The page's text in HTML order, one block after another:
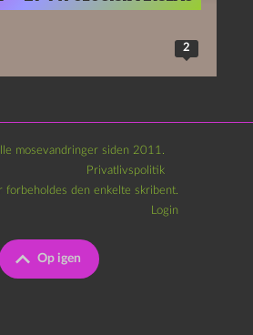
2
mosevandringer siden 2011.
Privatlivspolitik
Op igen
den enkelte skribent.
Login